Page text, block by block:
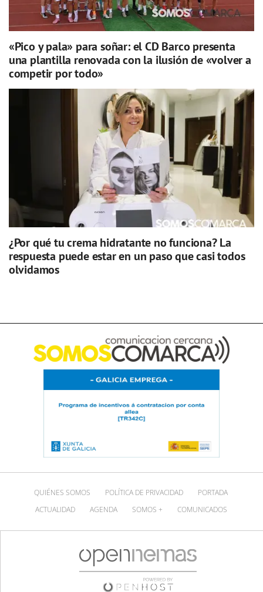
«Pico y pala» para soñar: el CD Barco presenta
una plantilla renovada con la ilusión de «volver a
competir por todo»
¿Por qué tu crema hidratante no funciona? La
respuesta puede estar en un paso que casi todos
olvidamos
QUIÉNES SOMOS POLÍTICA DE PRIVACIDAD
PORTADA
ACTUALIDAD
AGENDA SOMOS + COMUNICADOS